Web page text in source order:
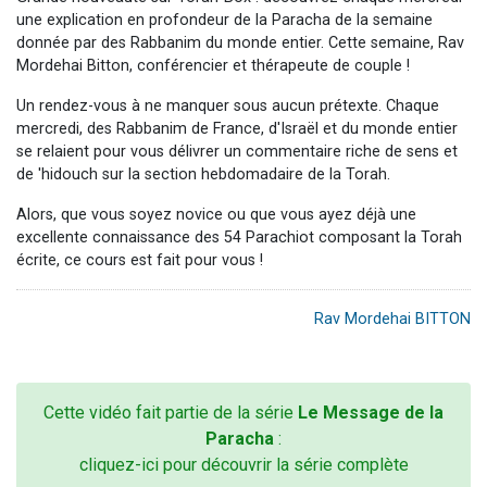
une explication en profondeur de la Paracha de la semaine
donnée par des Rabbanim du monde entier. Cette semaine, Rav
Mordehai Bitton, conférencier et thérapeute de couple !
Un rendez-vous à ne manquer sous aucun prétexte. Chaque
mercredi, des Rabbanim de France, d'Israël et du monde entier
se relaient pour vous délivrer un commentaire riche de sens et
de 'hidouch sur la section hebdomadaire de la Torah.
Alors, que vous soyez novice ou que vous ayez déjà une
excellente connaissance des 54 Parachiot composant la Torah
écrite, ce cours est fait pour vous !
Rav Mordehai BITTON
Cette vidéo fait partie de la série Le Message de la
Paracha :
cliquez-ici pour découvrir la série complète